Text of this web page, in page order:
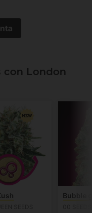
con London
Bubble